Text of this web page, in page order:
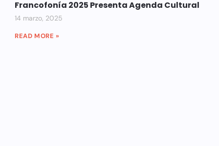
Francofonía 2025 Presenta Agenda Cultural
14 marzo, 2025
READ MORE »